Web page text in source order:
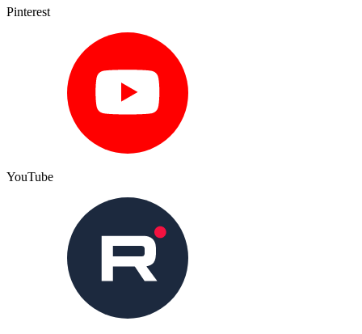
Pinterest
YouTube